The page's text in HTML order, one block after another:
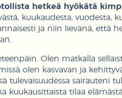
hetkeä hyökätä
kuukaudesta, vuodesta,
ja niin lievänä, että
Olen matkalla
olen kasvavan ja
tulevaisuudessa sairauteni
kuukausittaista tilaa